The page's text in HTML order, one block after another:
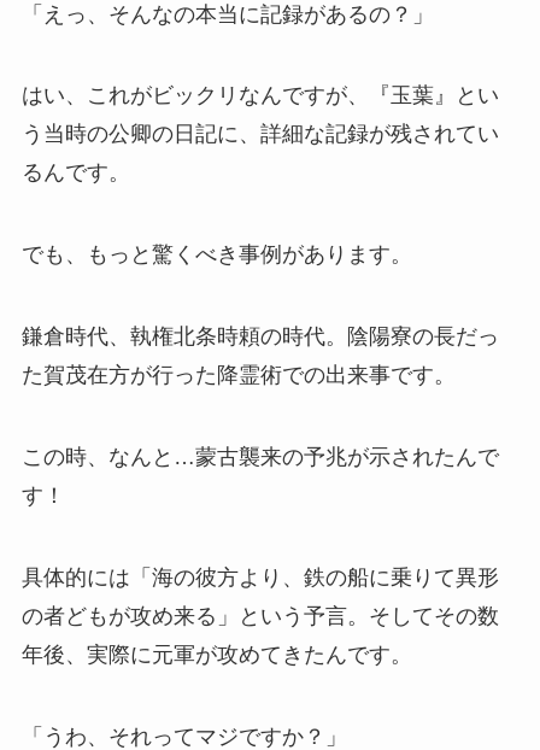
「えっ、そんなの本当に記録があるの？」
はい、これがビックリなんですが、『玉葉』とい
う当時の公卿の日記に、詳細な記録が残されてい
るんです。
でも、もっと驚くべき事例があります。
鎌倉時代、執権北条時頼の時代。陰陽寮の長だっ
た賀茂在方が行った降霊術での出来事です。
この時、なんと…蒙古襲来の予兆が示されたんで
す！
具体的には「海の彼方より、鉄の船に乗りて異形
の者どもが攻め来る」という予言。そしてその数
年後、実際に元軍が攻めてきたんです。
「うわ、それってマジですか？」